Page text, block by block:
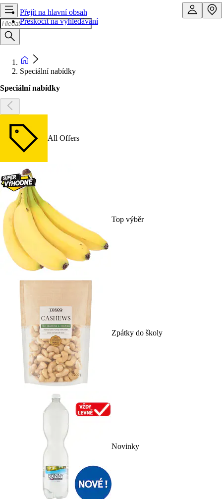
Přejít na hlavní obsah
Přeskočit na vyhledávání
Speciální nabídky
Speciální nabídky
All Offers
Top výběr
Zpátky do školy
Novinky